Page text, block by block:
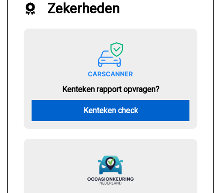
Zekerheden
Kenteken rapport opvragen?
Kenteken check